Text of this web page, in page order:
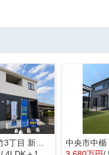
甲府市富竹3丁目 新築全3棟 3号棟 南西道路・車並列3台